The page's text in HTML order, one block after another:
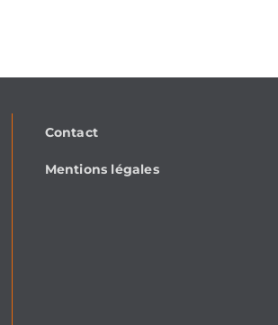
Contact
Mentions légales